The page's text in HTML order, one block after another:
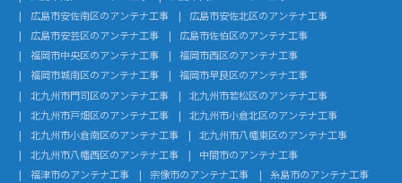
広島市安佐南区のアンテナ工事
広島市安佐北区のアンテナ工事
広島市安芸区のアンテナ工事
広島市佐伯区のアンテナ工事
福岡市中央区のアンテナ工事
福岡市西区のアンテナ工事
福岡市城南区のアンテナ工事
福岡市早良区のアンテナ工事
北九州市門司区のアンテナ工事
北九州市若松区のアンテナ工事
北九州市戸畑区のアンテナ工事
北九州市小倉北区のアンテナ工事
北九州市小倉南区のアンテナ工事
北九州市八幡東区のアンテナ工事
北九州市八幡西区のアンテナ工事
中間市のアンテナ工事
福津市のアンテナ工事
宗像市のアンテナ工事
糸島市のアンテナ工事